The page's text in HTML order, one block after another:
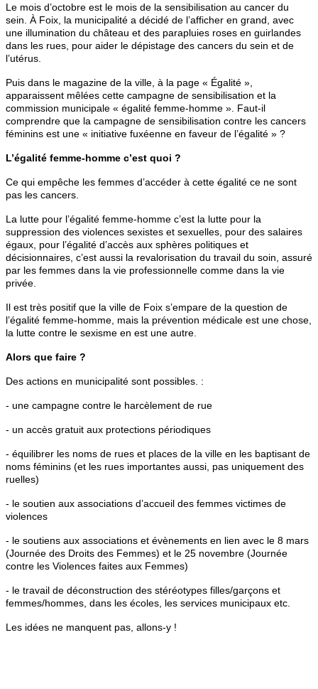
Le mois d’octobre est le mois de la sensibilisation au cancer du
sein. À Foix, la municipalité a décidé de l’afficher en grand, avec
une illumination du château et des parapluies roses en guirlandes
dans les rues, pour aider le dépistage des cancers du sein et de
l’utérus.
Puis dans le magazine de la ville, à la page « Égalité »,
apparaissent mêlées cette campagne de sensibilisation et la
commission municipale « égalité femme-homme ». Faut-il
comprendre que la campagne de sensibilisation contre les cancers
féminins est une « initiative fuxéenne en faveur de l’égalité » ?
L’égalité femme-homme c’est quoi ?
Ce qui empêche les femmes d’accéder à cette égalité ce ne sont
pas les cancers.
La lutte pour l’égalité femme-homme c’est la lutte pour la
suppression des violences sexistes et sexuelles, pour des salaires
égaux, pour l’égalité d’accès aux sphères politiques et
décisionnaires, c’est aussi la revalorisation du travail du soin, assuré
par les femmes dans la vie professionnelle comme dans la vie
privée.
Il est très positif que la ville de Foix s’empare de la question de
l’égalité femme-homme, mais la prévention médicale est une chose,
la lutte contre le sexisme en est une autre.
Alors que faire ?
Des actions en municipalité sont possibles. :
- une campagne contre le harcèlement de rue
- un accès gratuit aux protections périodiques
- équilibrer les noms de rues et places de la ville en les baptisant de
noms féminins (et les rues importantes aussi, pas uniquement des
ruelles)
- le soutien aux associations d’accueil des femmes victimes de
violences
- le soutiens aux associations et évènements en lien avec le 8 mars
(Journée des Droits des Femmes) et le 25 novembre (Journée
contre les Violences faites aux Femmes)
- le travail de déconstruction des stéréotypes filles/garçons et
femmes/hommes, dans les écoles, les services municipaux etc.
Les idées ne manquent pas, allons-y !